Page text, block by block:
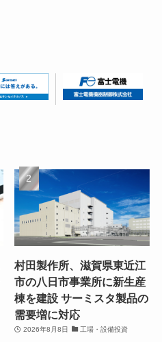
村田製作所、滋賀県東近江
市の八日市事業所に新生産
棟を建設 サーミスタ製品の
需要増に対応
2026年8月8日 工場・設備投資